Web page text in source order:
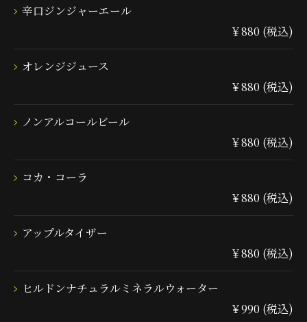
辛口ジンジャーエール
￥880 (税込)
オレンジジュース
￥880 (税込)
ノンアルコールビール
￥880 (税込)
コカ・コーラ
￥880 (税込)
アップルタイザー
￥880 (税込)
ヒルドンナチュラルミネラルウォーター
￥990 (税込)